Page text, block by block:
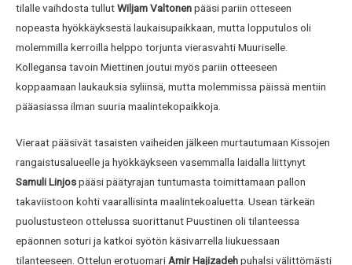
tilalle vaihdosta tullutWiljam Valtonenpääsi pariin otteseen
nopeasta hyökkäyksestä laukaisupaikkaan, mutta lopputulos oli
molemmilla kerroilla helppo torjunta vierasvahti Muuriselle.
Kollegansa tavoin Miettinen joutui myös pariin otteeseen
koppaamaan laukauksia syliinsä, mutta molemmissa päissä mentiin
pääasiassa ilman suuria maalintekopaikkoja.
Vieraat pääsivät tasaisten vaiheiden jälkeen murtautumaan Kissojen
rangaistusalueelle ja hyökkäykseen vasemmalla laidalla liittynyt
Samuli Linjospääsi päätyrajan tuntumasta toimittamaan pallon
takaviistoon kohti vaarallisinta maalintekoaluetta. Usean tärkeän
puolustusteon ottelussa suorittanut Puustinen oli tilanteessa
epäonnen soturi ja katkoi syötön käsivarrella liukuessaan
tilanteeseen. Ottelun erotuomariAmir Hajizadehpuhalsi välittömästi